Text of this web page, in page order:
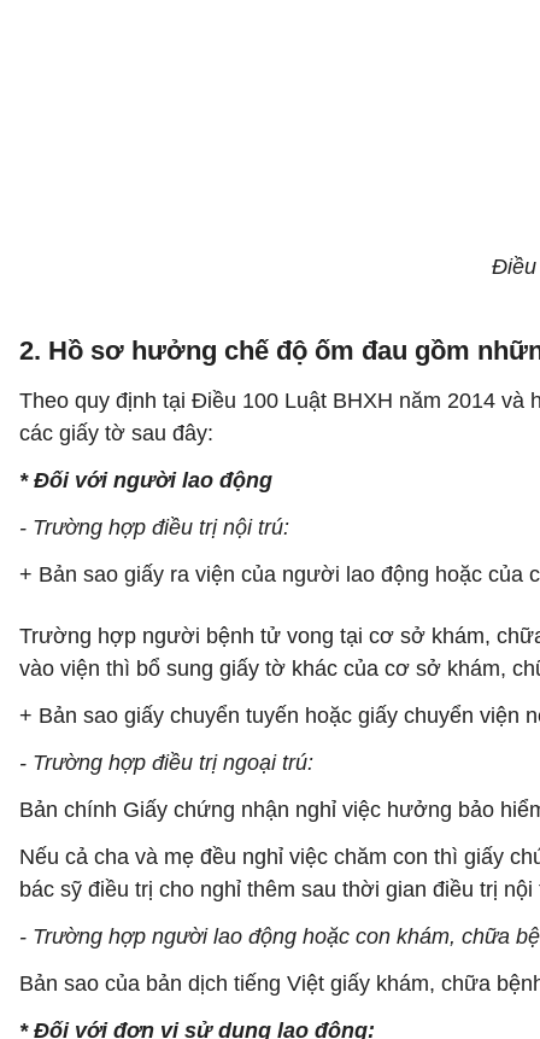
Điều
2. Hồ sơ hưởng chế độ ốm đau gồm
Theo quy định tại Điều 100 Luật BHXH năm 2014
các giấy tờ sau đây:
* Đối với người lao động
- Trường hợp điều trị nội trú:
+ Bản sao giấy ra viện của người lao động hoặc của
Trường hợp người bệnh tử vong tại cơ sở khám,
vào viện thì bổ sung giấy tờ khác của cơ sở khám,
+ Bản sao giấy chuyển tuyến hoặc giấy chuyển viện
- Trường hợp điều trị ngoại trú:
Bản chính Giấy chứng nhận nghỉ việc hưởng bảo
Nếu cả cha và mẹ đều nghỉ việc chăm con thì giấy
bác sỹ điều trị cho nghỉ thêm sau thời gian điều trị nội
- Trường hợp người lao động hoặc con khám, chữa
Bản sao của bản dịch tiếng Việt giấy khám, chữa
* Đối với đơn vị sử dụng lao động: